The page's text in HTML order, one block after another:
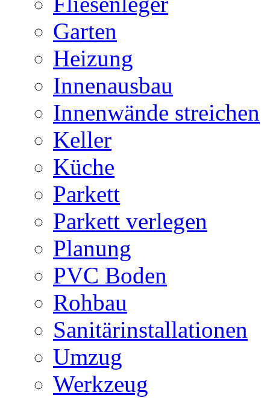
Garten
Heizung
Innenausbau
Innenwände streichen
Keller
Küche
Parkett
Parkett verlegen
Planung
PVC Boden
Rohbau
Sanitärinstallationen
Umzug
Werkzeug